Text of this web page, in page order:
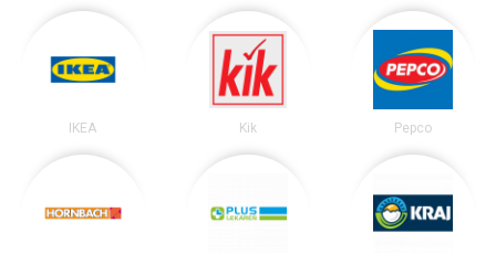
IKEA Kik Pepco